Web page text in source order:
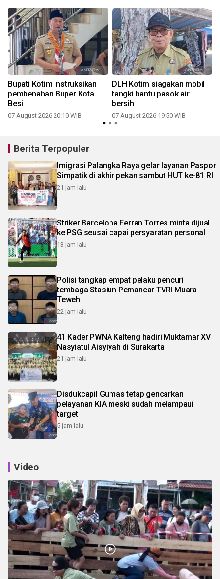
Bupati Kotim instruksikan
pembenahan Buper Kota
Besi
07 August 2026 20:10 WIB
DLH Kotim siagakan mobil
tangki bantu pasok air
bersih
07 August 2026 19:50 WIB
Berita Terpopuler
Imigrasi Palangka Raya gelar layanan Paspor
Simpatik di akhir pekan sambut HUT ke-81 RI
21 jam lalu
Striker Barcelona Ferran Torres minta dijual
ke PSG seusai capai persyaratan personal
13 jam lalu
Polisi tangkap empat pelaku pencuri
tembaga Stasiun Pemancar TVRI Muara
Teweh
22 jam lalu
41 Kader PWNA Kalteng hadiri Muktamar XV
Nasyiatul Aisyiyah di Surakarta
21 jam lalu
Disdukcapil Gumas tetap gencarkan
pelayanan KIA meski sudah melampaui
target
5 jam lalu
Video